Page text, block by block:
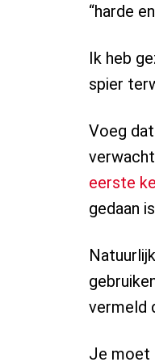
“harde
Ik heb
spier
Voeg
eerste
gedaan
vermeld
Je moet